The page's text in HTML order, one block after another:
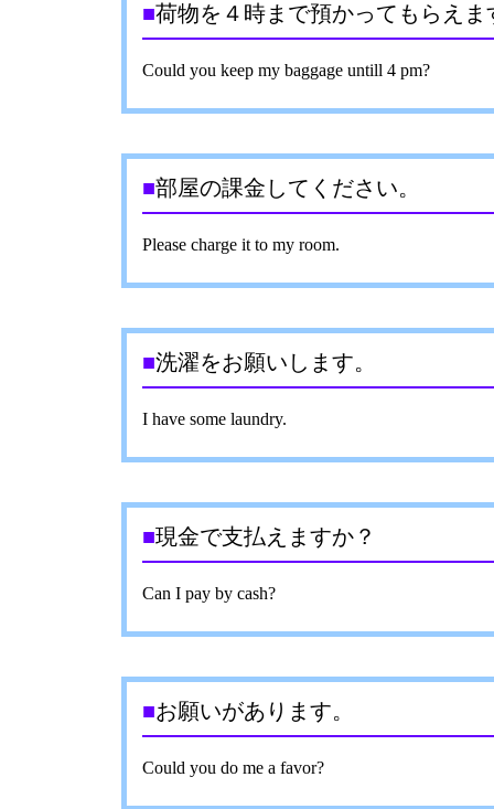
■荷物を４時まで預かってもらえま
Could you keep my baggage untill 4 pm?
■部屋の課金してください。
Please charge it to my room.
■洗濯をお願いします。
I have some laundry.
■現金で支払えますか？
Can I pay by cash?
■お願いがあります。
Could you do me a favor?